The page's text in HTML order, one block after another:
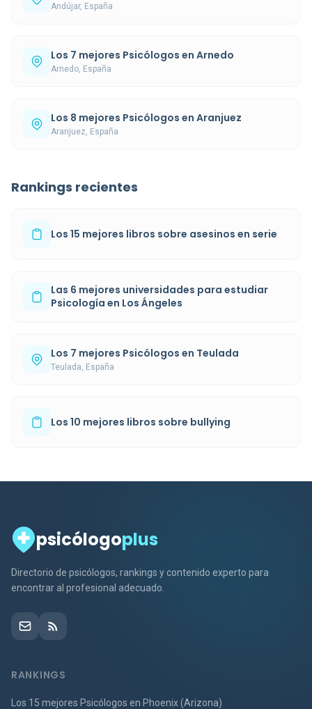
Andújar, España
Los 7 mejores Psicólogos en Arnedo
Arnedo, España
Los 8 mejores Psicólogos en Aranjuez
Aranjuez, España
Rankings recientes
Los 15 mejores libros sobre asesinos en serie
Las 6 mejores universidades para estudiar
Psicología en Los Ángeles
Los 7 mejores Psicólogos en Teulada
Teulada, España
Los 10 mejores libros sobre bullying
psicólogoplus
Directorio de psicólogos, rankings y contenido experto para
encontrar al profesional adecuado.
RANKINGS
Los 15 mejores Psicólogos en Phoenix (Arizona)